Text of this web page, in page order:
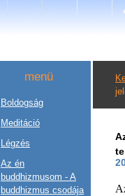
menü
Boldogság
Meditáció
Légzés
Az én
buddhizmusom - A
buddhizmus csodája